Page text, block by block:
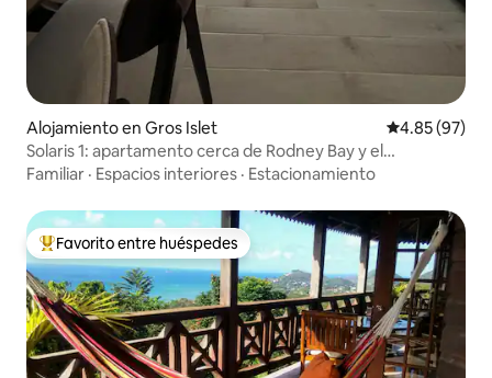
Alojamiento en Gros Islet Calificación
4.85 (97)
Solaris 1: apartamento cerca de Rodney Bay y el
aeropuerto
Familiar · Espacios interiores · Estacionamiento
Favorito entre huéspedes preferido
Favorito entre huéspedes